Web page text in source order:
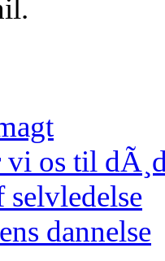
vi os til
selvledelse
dannelse